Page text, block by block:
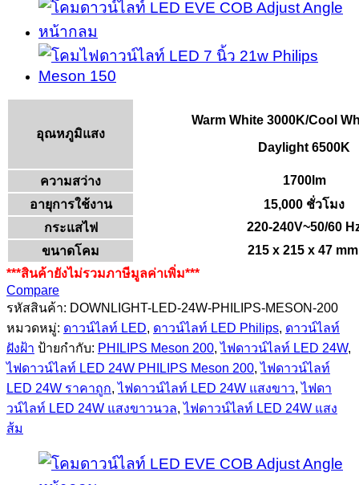
อุณหภูมิแสง
Warm White 3000K/Cool
Daylight 6500K
ความสว่าง
1700lm
อายุการใช้งาน
15,000 ชั่วโมง
กระแสไฟ
220-240V~50/60
ขนาดโคม
215 x 215 x 47
***สินค้ายังไม่รวมภาษีมูลค่าเพิ่ม***
Compare
รหัสสินค้า: DOWNLIGHT-LED-24W-PHILIPS-MESON-200
หมวดหมู่: ดาวน์ไลท์ LED, ดาวน์ไลท์ LED Philips, ดาวน์ไลท์
ฝังฝ้า ป้ายกำกับ: PHILIPS Meson 200,ไฟดาวน์ไลท์ LED 24W,
ไฟดาวน์ไลท์ LED 24W PHILIPS Meson 200,ไฟดาวน์ไลท์
LED 24W ราคาถูก,ไฟดาวน์ไลท์ LED 24W แสงขาว,ไฟดา
วน์ไลท์ LED 24W แสงขาวนวล,ไฟดาวน์ไลท์ LED 24W แสง
ส้ม